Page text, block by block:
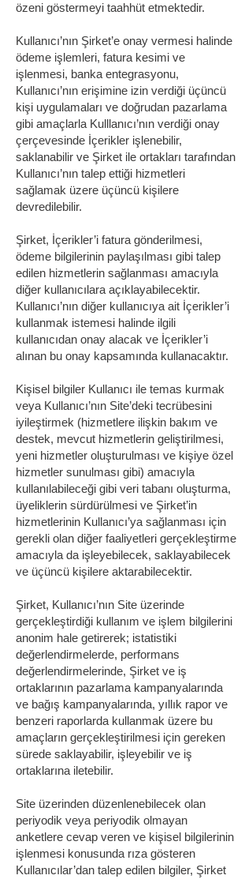
özeni göstermeyi taahhüt etmektedir.
Kullanıcı’nın Şirket’e onay vermesi halinde
ödeme işlemleri, fatura kesimi ve
işlenmesi, banka entegrasyonu,
Kullanıcı’nın erişimine izin verdiği üçüncü
kişi uygulamaları ve doğrudan pazarlama
gibi amaçlarla Kulllanıcı’nın verdiği onay
çerçevesinde İçerikler işlenebilir,
saklanabilir ve Şirket ile ortakları tarafından
Kullanıcı’nın talep ettiği hizmetleri
sağlamak üzere üçüncü kişilere
devredilebilir.
Şirket, İçerikler’i fatura gönderilmesi,
ödeme bilgilerinin paylaşılması gibi talep
edilen hizmetlerin sağlanması amacıyla
diğer kullanıcılara açıklayabilecektir.
Kullanıcı’nın diğer kullanıcıya ait İçerikler’i
kullanmak istemesi halinde ilgili
kullanıcıdan onay alacak ve İçerikler’i
alınan bu onay kapsamında kullanacaktır.
Kişisel bilgiler Kullanıcı ile temas kurmak
veya Kullanıcı’nın Site’deki tecrübesini
iyileştirmek (hizmetlere ilişkin bakım ve
destek, mevcut hizmetlerin geliştirilmesi,
yeni hizmetler oluşturulması ve kişiye özel
hizmetler sunulması gibi) amacıyla
kullanılabileceği gibi veri tabanı oluşturma,
üyeliklerin sürdürülmesi ve Şirket’in
hizmetlerinin Kullanıcı’ya sağlanması için
gerekli olan diğer faaliyetleri gerçekleştirme
amacıyla da işleyebilecek, saklayabilecek
ve üçüncü kişilere aktarabilecektir.
Şirket, Kullanıcı’nın Site üzerinde
gerçekleştirdiği kullanım ve işlem bilgilerini
anonim hale getirerek; istatistiki
değerlendirmelerde, performans
değerlendirmelerinde, Şirket ve iş
ortaklarının pazarlama kampanyalarında
ve bağış kampanyalarında, yıllık rapor ve
benzeri raporlarda kullanmak üzere bu
amaçların gerçekleştirilmesi için gereken
sürede saklayabilir, işleyebilir ve iş
ortaklarına iletebilir.
Site üzerinden düzenlenebilecek olan
periyodik veya periyodik olmayan
anketlere cevap veren ve kişisel bilgilerinin
işlenmesi konusunda rıza gösteren
Kullanıcılar’dan talep edilen bilgiler, Şirket